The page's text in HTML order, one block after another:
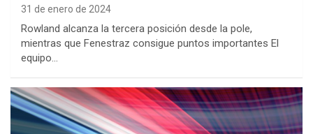
31 de enero de 2024
Rowland alcanza la tercera posición desde la pole,
mientras que Fenestraz consigue puntos importantes El
equipo…